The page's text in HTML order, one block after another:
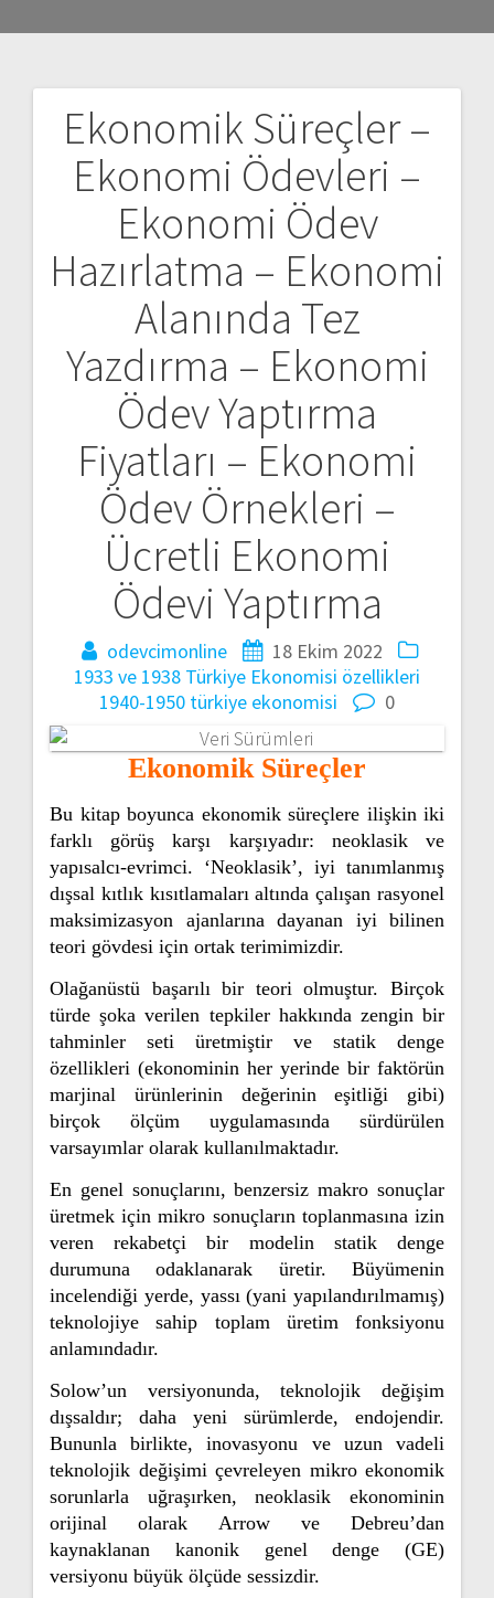
Ekonomik Süreçler –
Ekonomi Ödevleri –
Ekonomi Ödev
Hazırlatma – Ekonomi
Alanında Tez
Yazdırma – Ekonomi
Ödev Yaptırma
Fiyatları – Ekonomi
Ödev Örnekleri –
Ücretli Ekonomi
Ödevi Yaptırma
odevcimonline
18 Ekim 2022
1933 ve 1938 Türkiye Ekonomisi özellikleri
1940-1950 türkiye ekonomisi
0
Ekonomik Süreçler
Bu kitap boyunca ekonomik süreçlere ilişkin iki
farklı görüş karşı karşıyadır: neoklasik ve
yapısalcı-evrimci. ‘Neoklasik’, iyi tanımlanmış
dışsal kıtlık kısıtlamaları altında çalışan rasyonel
maksimizasyon ajanlarına dayanan iyi bilinen
teori gövdesi için ortak terimimizdir.
Olağanüstü başarılı bir teori olmuştur. Birçok
türde şoka verilen tepkiler hakkında zengin bir
tahminler seti üretmiştir ve statik denge
özellikleri (ekonominin her yerinde bir faktörün
marjinal ürünlerinin değerinin eşitliği gibi)
birçok ölçüm uygulamasında sürdürülen
varsayımlar olarak kullanılmaktadır.
En genel sonuçlarını, benzersiz makro sonuçlar
üretmek için mikro sonuçların toplanmasına izin
veren rekabetçi bir modelin statik denge
durumuna odaklanarak üretir. Büyümenin
incelendiği yerde, yassı (yani yapılandırılmamış)
teknolojiye sahip toplam üretim fonksiyonu
anlamındadır.
Solow’un versiyonunda, teknolojik değişim
dışsaldır; daha yeni sürümlerde, endojendir.
Bununla birlikte, inovasyonu ve uzun vadeli
teknolojik değişimi çevreleyen mikro ekonomik
sorunlarla uğraşırken, neoklasik ekonominin
orijinal olarak Arrow ve Debreu’dan
kaynaklanan kanonik genel denge (GE)
versiyonu büyük ölçüde sessizdir.
Yazı
gezinmesi